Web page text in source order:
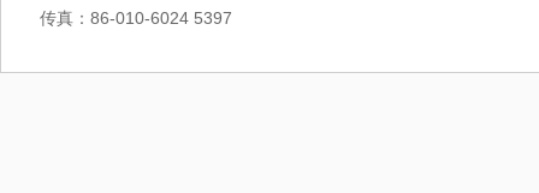
传真：86-010-6024 5397